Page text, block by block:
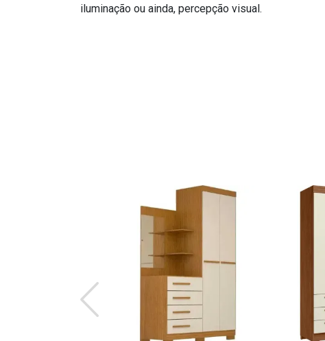
iluminação ou ainda, percepção visual.